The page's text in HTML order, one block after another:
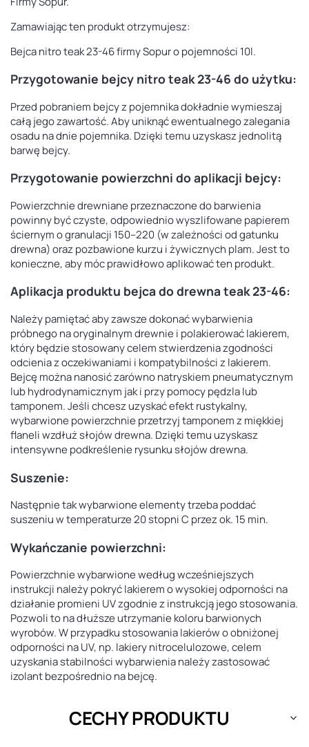
Zamawiając ten produkt otrzymujesz:
Bejca nitro teak 23-46 firmy Sopur o pojemności 10l.
Przygotowanie bejcy nitro teak 23-46 do użytku:
Przed pobraniem bejcy z pojemnika dokładnie wymieszaj
całą jego zawartość. Aby uniknąć ewentualnego zalegania
osadu na dnie pojemnika. Dzięki temu uzyskasz jednolitą
barwę bejcy.
Przygotowanie powierzchni do aplikacji bejcy:
Powierzchnie drewniane przeznaczone do barwienia
powinny być czyste, odpowiedniowyszlifowane papierem
ściernym o granulacji 150–220 (w zależności od gatunku
drewna)oraz pozbawione kurzu i żywicznych plam. Jest to
konieczne, aby móc prawidłowo aplikować ten produkt.
Aplikacja produktu bejca do drewna teak 23-46:
Należy pamiętać aby zawsze dokonać wybarwienia
próbnego na oryginalnym drewnie i polakierować lakierem,
który będzie stosowany celem stwierdzenia zgodności
odcienia z oczekiwaniami i kompatybilnościz lakierem.
Bejcę można nanosić zarówno natryskiem pneumatycznym
lub hydrodynamicznym jak i przy pomocy pędzlalub
tamponem. Jeśli chcesz uzyskać efekt rustykalny,
wybarwione powierzchnie przetrzyj tamponem z miękkiej
flaneli wzdłuż słojów drewna. Dzięki temu uzyskasz
intensywne podkreślenie rysunku słojów drewna.
Suszenie:
Następnie tak wybarwione elementy trzeba poddać
suszeniu w temperaturze 20 stopni C przez ok. 15 min.
Wykańczanie powierzchni:
Powierzchnie wybarwione według wcześniejszych
instrukcji należy pokryć lakierem o wysokiej odporności na
działanie promieni UV zgodnie z instrukcją jego stosowania.
Pozwoli to na dłuższe utrzymanie koloru barwionych
wyrobów. W przypadku stosowania lakierów o obniżonej
odporności na UV, np. lakiery nitrocelulozowe, celem
uzyskania stabilności wybarwienia należy zastosować
izolant bezpośrednio na bejcę.
CECHY PRODUKTU